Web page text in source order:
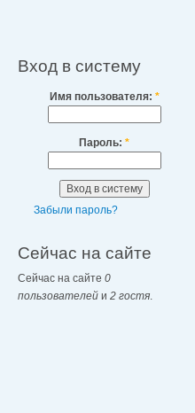
Вход в систему
Имя пользователя: *
Пароль: *
Забыли пароль?
Сейчас на сайте
Сейчас на сайте 0
пользователей и 2 гостя